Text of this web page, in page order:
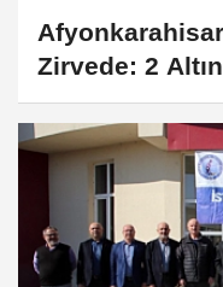
Zirvede: 2
Şampiyonası